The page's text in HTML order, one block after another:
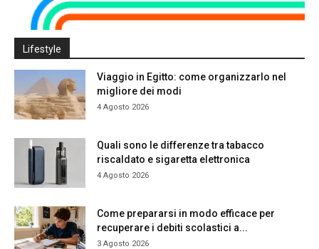
Lifestyle
Viaggio in Egitto: come organizzarlo nel
migliore dei modi
4 Agosto 2026
Quali sono le differenze tra tabacco
riscaldato e sigaretta elettronica
4 Agosto 2026
Come prepararsi in modo efficace per
recuperare i debiti scolastici a...
3 Agosto 2026